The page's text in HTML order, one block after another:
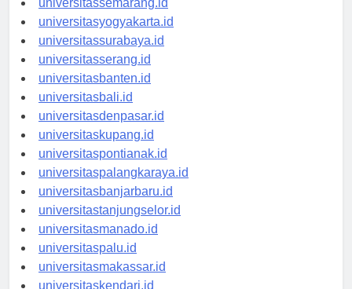
universitassemarang.id
universitasyogyakarta.id
universitassurabaya.id
universitasserang.id
universitasbanten.id
universitasbali.id
universitasdenpasar.id
universitaskupang.id
universitaspontianak.id
universitaspalangkaraya.id
universitasbanjarbaru.id
universitastanjungselor.id
universitasmanado.id
universitaspalu.id
universitasmakassar.id